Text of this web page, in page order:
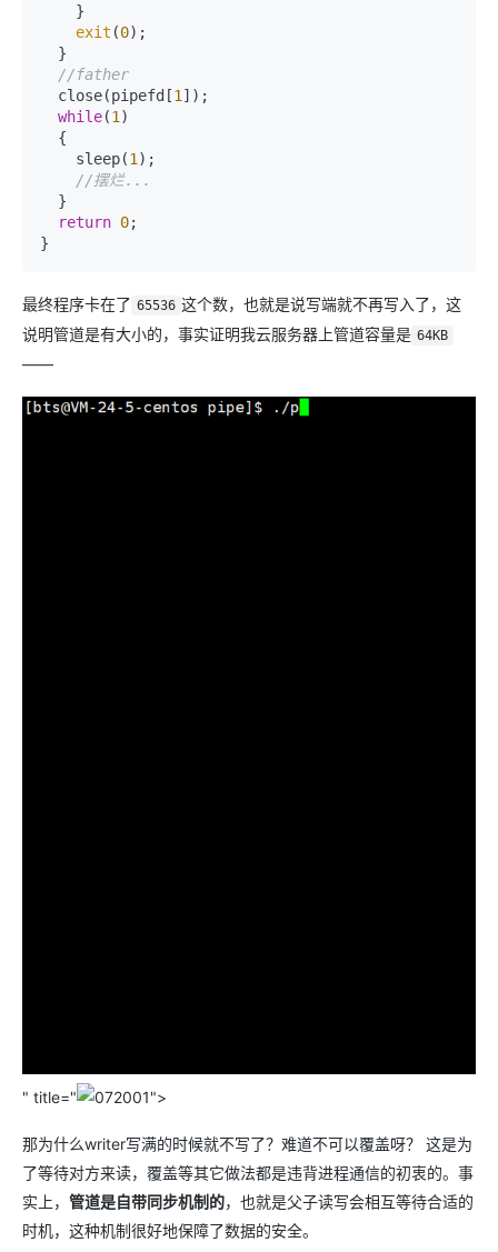
exit (0);
//father
  close(pipefd[
1 ]);
while(1 )
    sleep(
1 );
//摆烂...
return 0;
最终程序卡在了 65536 这个数，也就是说写端就不再写入了，这
说明管道是有大小的，事实证明我云服务器上管道容量是 64KB
——
" title=" ">
那为什么writer写满的时候就不写了？难道不可以覆盖呀？ 这是为
了等待对方来读，覆盖等其它做法都是违背进程通信的初衷的。事
实上， 管道是自带同步机制的，也就是父子读写会相互等待合适的
时机，这种机制很好地保障了数据的安全。